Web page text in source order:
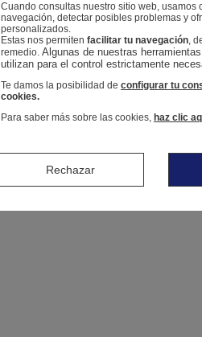
Cuando consultas nuestro sitio web, usamos
navegación, detectar posibles problemas y
personalizados.
Estas nos permiten facilitar tu navegación,
remedio. Algunas de nuestras
utilizan para el control estrictamente
Te damos la posibilidad de configurar tu
cookies.
Para saber más sobre las cookies, haz clic
Rechazar